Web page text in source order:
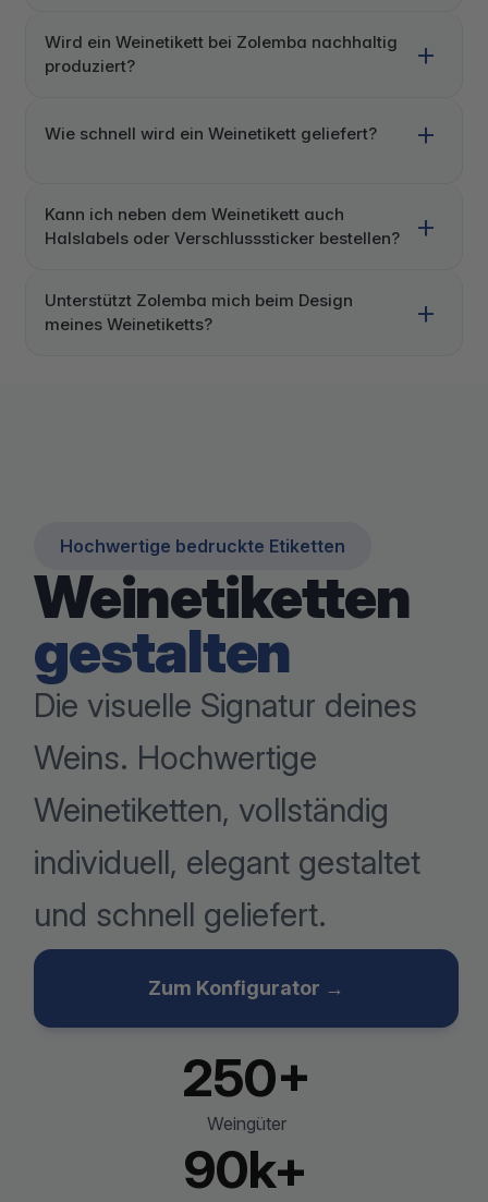
Wird ein Weinetikett bei Zolemba nachhaltig
produziert?
Wie schnell wird ein Weinetikett geliefert?
Kann ich neben dem Weinetikett auch
Halslabels oder Verschlusssticker bestellen?
Unterstützt Zolemba mich beim Design
meines Weinetiketts?
Hochwertige bedruckte Etiketten
Weinetiketten
gestalten
Die visuelle Signatur deines
Weins. Hochwertige
Weinetiketten, vollständig
individuell, elegant gestaltet
und schnell geliefert.
Zum Konfigurator →
250+
Weingüter
90k+